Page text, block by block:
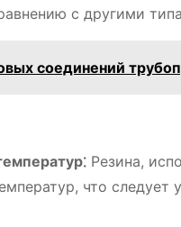
с другими
соединений
Резина,
что